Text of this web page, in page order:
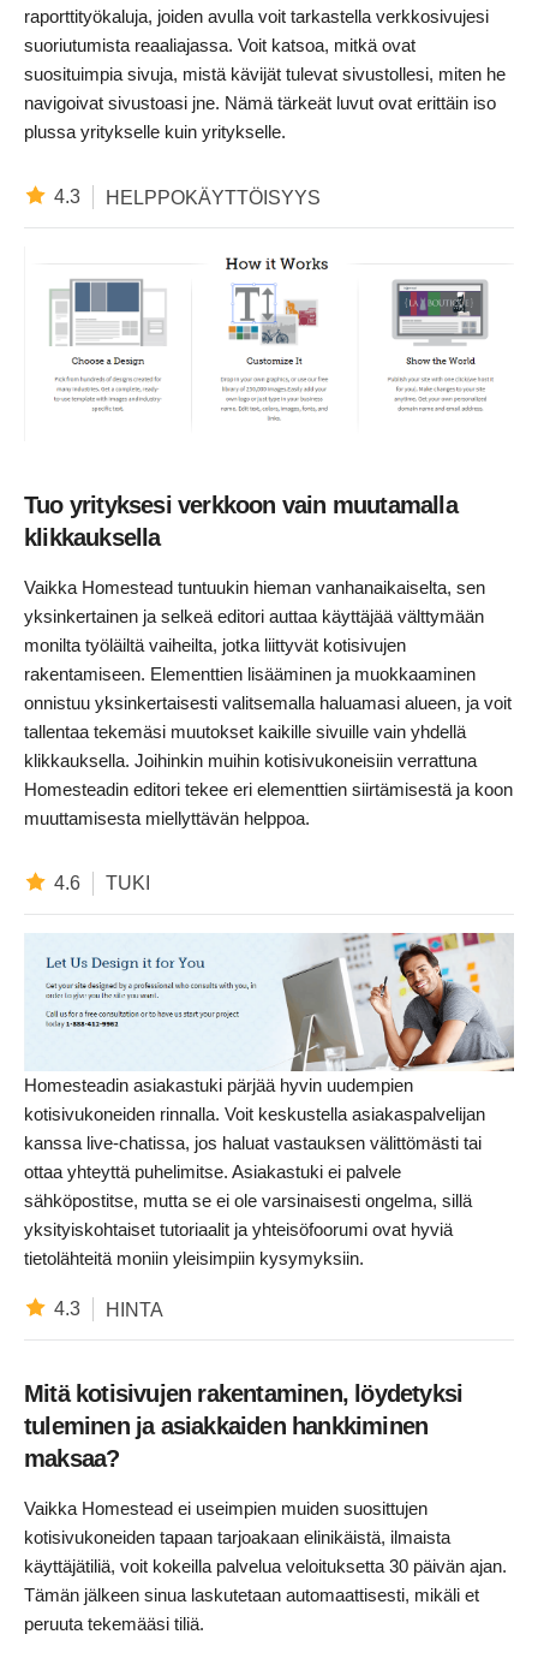
raporttityökaluja, joiden avulla voit tarkastella verkkosivujesi
suoriutumista reaaliajassa. Voit katsoa, mitkä ovat
suosituimpia sivuja, mistä kävijät tulevat sivustollesi, miten he
navigoivat sivustoasi jne. Nämä tärkeät luvut ovat erittäin iso
plussa yritykselle kuin yritykselle.
4.3 HELPPOKÄYTTÖISYYS
Tuo yrityksesi verkkoon vain muutamalla
klikkauksella
Vaikka Homestead tuntuukin hieman vanhanaikaiselta, sen
yksinkertainen ja selkeä editori auttaa käyttäjää välttymään
monilta työläiltä vaiheilta, jotka liittyvät kotisivujen
rakentamiseen. Elementtien lisääminen ja muokkaaminen
onnistuu yksinkertaisesti valitsemalla haluamasi alueen, ja voit
tallentaa tekemäsi muutokset kaikille sivuille vain yhdellä
klikkauksella. Joihinkin muihin kotisivukoneisiin verrattuna
Homesteadin editori tekee eri elementtien siirtämisestä ja koon
muuttamisesta miellyttävän helppoa.
4.6 TUKI
Homesteadin asiakastuki pärjää hyvin uudempien
kotisivukoneiden rinnalla. Voit keskustella asiakaspalvelijan
kanssa live-chatissa, jos haluat vastauksen välittömästi tai
ottaa yhteyttä puhelimitse. Asiakastuki ei palvele
sähköpostitse, mutta se ei ole varsinaisesti ongelma, sillä
yksityiskohtaiset tutoriaalit ja yhteisöfoorumi ovat hyviä
tietolähteitä moniin yleisimpiin kysymyksiin.
4.3 HINTA
Mitä kotisivujen rakentaminen, löydetyksi
tuleminen ja asiakkaiden hankkiminen
maksaa?
Vaikka Homestead ei useimpien muiden suosittujen
kotisivukoneiden tapaan tarjoakaan elinikäistä, ilmaista
käyttäjätiliä, voit kokeilla palvelua veloituksetta 30 päivän ajan.
Tämän jälkeen sinua laskutetaan automaattisesti, mikäli et
peruuta tekemääsi tiliä.